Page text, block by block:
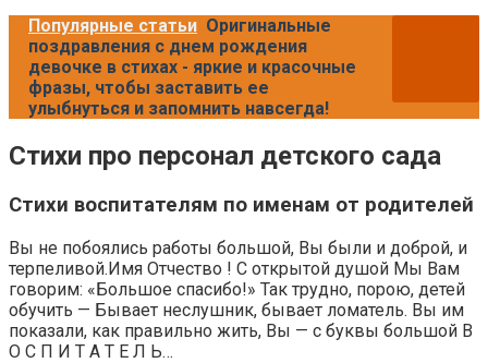
Популярные статьи Оригинальные
поздравления с днем рождения
девочке в стихах - яркие и красочные
фразы, чтобы заставить ее
улыбнуться и запомнить навсегда!
Стихи про персонал детского сада
Стихи воспитателям по именам от родителей
Вы не побоялись работы большой, Вы были и доброй, и
терпеливой.Имя Отчество ! С открытой душой Мы Вам
говорим: «Большое спасибо!» Так трудно, порою, детей
обучить — Бывает неслушник, бывает ломатель. Вы им
показали, как правильно жить, Вы — с буквы большой В
О С П И Т А Т Е Л Ь…